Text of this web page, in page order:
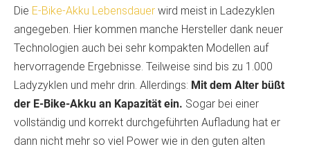
Die E-Bike-Akku Lebensdauer wird meist in Ladezyklen
angegeben. Hier kommen manche Hersteller dank neuer
Technologien auch bei sehr kompakten Modellen auf
hervorragende Ergebnisse. Teilweise sind bis zu 1.000
Ladyzyklen und mehr drin. Allerdings: Mit dem Alter büßt
der E-Bike-Akku an Kapazität ein. Sogar bei einer
vollständig und korrekt durchgeführten Aufladung hat er
dann nicht mehr so viel Power wie in den guten alten